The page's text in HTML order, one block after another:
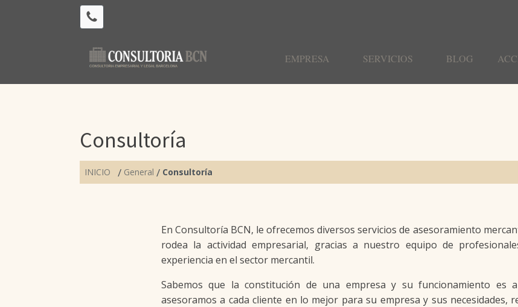
EMPRESA SERVICIOS BLOG
Consultoría
INICIO / General / Consultoría
En Consultoría BCN, le ofrecemos diversos servicios de asesoramiento
rodea la actividad empresarial, gracias a nuestro equipo de
experiencia en el sector mercantil.
Sabemos que la constitución de una empresa y su funcionamiento es
asesoramos a cada cliente en lo mejor para su empresa y sus necesidades,